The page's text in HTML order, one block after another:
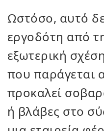
Ωστόσο, αυτό
εργοδότη από
εξωτερική
που παράγεται
προκαλεί
ή βλάβες στο